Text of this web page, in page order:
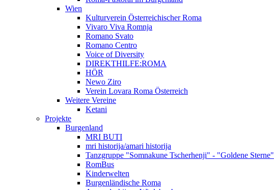
Wien
Kulturverein Österreichischer Roma
Vivaro Viva Romnja
Romano Svato
Romano Centro
Voice of Diversity
DIREKTHILFE:ROMA
HÖR
Newo Ziro
Verein Lovara Roma Österreich
Weitere Vereine
Ketani
Projekte
Burgenland
MRI BUTI
mri historija/amari historija
Tanzgruppe "Somnakune Tscherhenji" - "Goldene Sterne"
RomBus
Kinderwelten
Burgenländische Roma